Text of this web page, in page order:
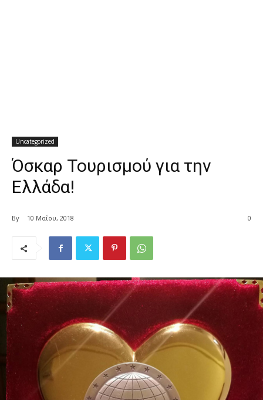
Uncategorized
Όσκαρ Τουρισμού για την
Ελλάδα!
By 10 Μαΐου, 2018 0